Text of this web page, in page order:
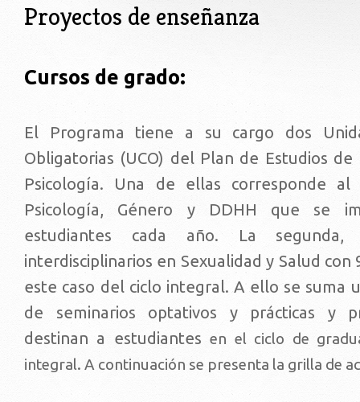
Proyectos de enseñanza
Cursos de grado:
El Programa tiene a su cargo dos
Obligatorias (UCO) del Plan de Estudios
Psicología. Una de ellas corresponde al
Psicología, Género y DDHH que se
estudiantes cada año. La segunda,
interdisciplinarios en Sexualidad y Salud con
este caso del ciclo integral. A ello se suma
de seminarios optativos y prácticas y
destinan a estudiantesen el ciclo de
integral. A continuación se presenta la grilla de